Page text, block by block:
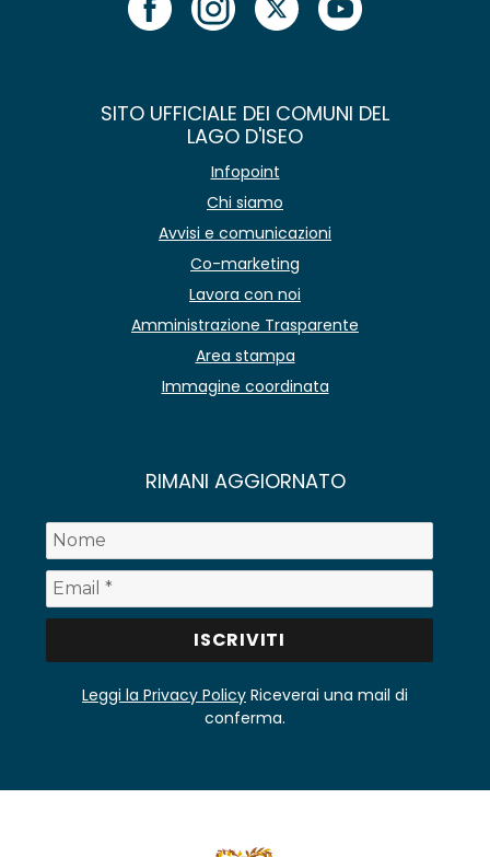
SITO UFFICIALE DEI COMUNI DEL
LAGO D'ISEO
Infopoint
Chi siamo
Avvisi e comunicazioni
Co-marketing
Lavora con noi
Amministrazione Trasparente
Area stampa
Immagine coordinata
RIMANI AGGIORNATO
Leggi la Privacy Policy Riceverai una mail di
conferma.